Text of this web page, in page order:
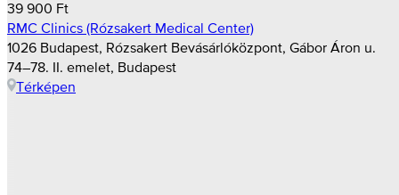
39 900 Ft
RMC Clinics (Rózsakert Medical Center)
1026 Budapest, Rózsakert Bevásárlóközpont, Gábor Áron u.
74–78. II. emelet, Budapest
Térképen